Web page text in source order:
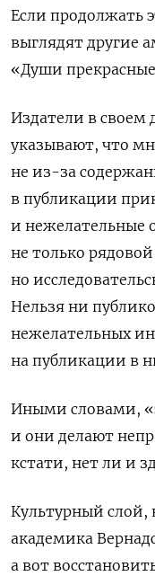
Если продолжать
выглядят другие
«Души
Издатели в своем
указывают, что
не из-за
в публикации
и нежелательные
не только
но
Нельзя ни
нежелательных
на публикации в
Иными словами,
и они делают
кстати, нет ли и
Культурный слой,
академика
а вот